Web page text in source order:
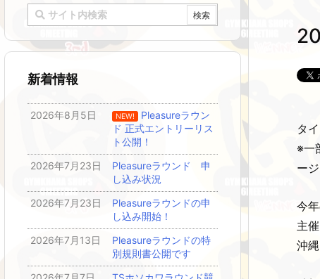
タ
※一
ー
今
主
沖
新着情報
2026年8月5日 NEW! Pleasureラウン
ド 正式エントリーリス
ト公開！
2026年7月23日
Pleasureラウンド 申
し込み状況
2026年7月23日
Pleasureラウンドの申
し込み開始！
2026年7月13日
Pleasureラウンドの特
別規則書公開です